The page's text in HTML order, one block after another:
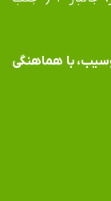
با هماهنگی